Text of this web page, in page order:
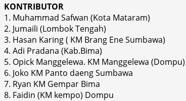
KONTRIBUTOR
1. Muhammad Safwan (Kota Mataram)
2. Jumaili (Lombok Tengah)
3. Hasan Karing ( KM Brang Ene Sumbawa)
4. Adi Pradana (Kab.Bima)
5. Opick Manggelewa. KM Manggelewa (Dompu)
6. Joko KM Panto daeng Sumbawa
7. Ryan KM Gempar Bima
8. Faidin (KM kempo) Dompu